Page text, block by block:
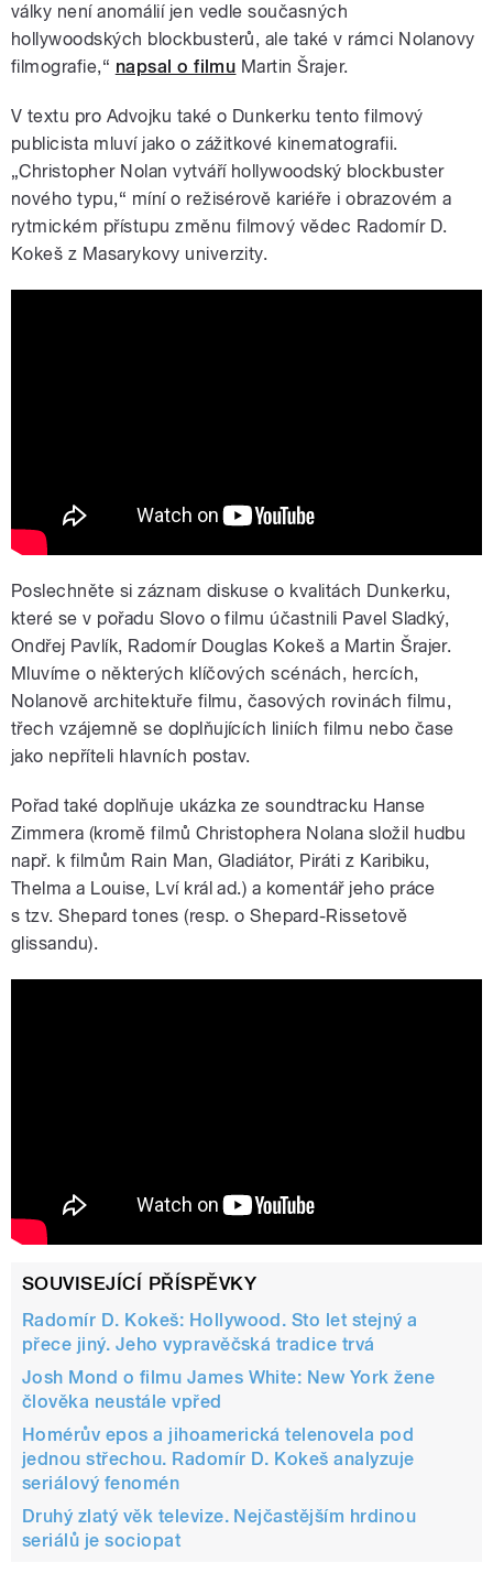
války není anomálií jen vedle současných
hollywoodských blockbusterů, ale také v rámci Nolanovy
filmografie,“ napsal o filmu Martin Šrajer.
V textu pro Advojku také o Dunkerku tento filmový
publicista mluví jako o zážitkové kinematografii.
„Christopher Nolan vytváří hollywoodský blockbuster
nového typu,“ míní o režisérově kariéře i obrazovém a
rytmickém přístupu změnu filmový vědec Radomír D.
Kokeš z Masarykovy univerzity.
Poslechněte si záznam diskuse o kvalitách Dunkerku,
které se v pořadu Slovo o filmu účastnili Pavel Sladký,
Ondřej Pavlík, Radomír Douglas Kokeš a Martin Šrajer.
Mluvíme o některých klíčových scénách, hercích,
Nolanově architektuře filmu, časových rovinách filmu,
třech vzájemně se doplňujících liniích filmu nebo čase
jako nepříteli hlavních postav.
Pořad také doplňuje ukázka ze soundtracku Hanse
Zimmera (kromě filmů Christophera Nolana složil hudbu
např. k filmům Rain Man, Gladiátor, Piráti z Karibiku,
Thelma a Louise, Lví král ad.) a komentář jeho práce
s tzv. Shepard tones (resp. o Shepard-Rissetově
glissandu).
SOUVISEJÍCÍ PŘÍSPĚVKY
Radomír D. Kokeš: Hollywood. Sto let stejný a
přece jiný. Jeho vypravěčská tradice trvá
Josh Mond o filmu James White: New York žene
člověka neustále vpřed
Homérův epos a jihoamerická telenovela pod
jednou střechou. Radomír D. Kokeš analyzuje
seriálový fenomén
Druhý zlatý věk televize. Nejčastějším hrdinou
seriálů je sociopat